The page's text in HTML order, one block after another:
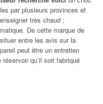
par plusieurs provinces et
très chaud ;
De cette marque de
entre les avis sur la
peut être un entretien
qu’il soit fabriqué